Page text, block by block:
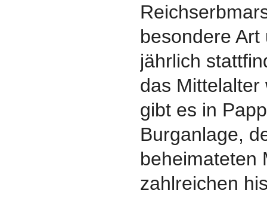
besondere
jährlich
das Mittelalter
gibt es in
Burganlage,
beheimateten
zahlreichen